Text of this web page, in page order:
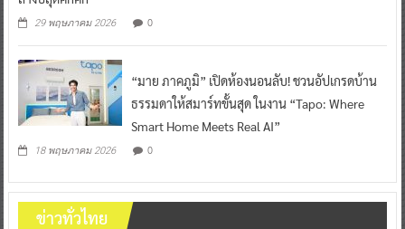
29 พฤษภาคม 2026 0
“มาย ภาคภูมิ” เปิดห้องนอนลับ! ชวนอัปเกรดบ้าน
ธรรมดาให้สมาร์ทขั้นสุด ในงาน “Tapo: Where
Smart Home Meets Real AI”
18 พฤษภาคม 2026 0
ข่าวทั่วไทย